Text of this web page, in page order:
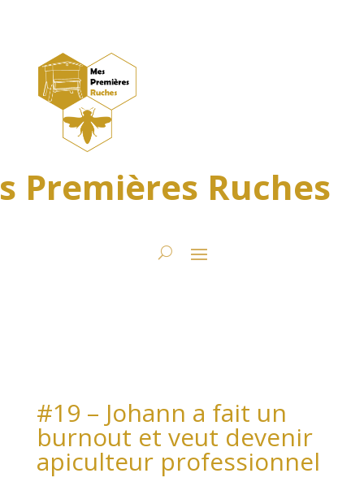
Premières Ruches
#19 – Johann a fait un
burnout et veut devenir
apiculteur professionnel